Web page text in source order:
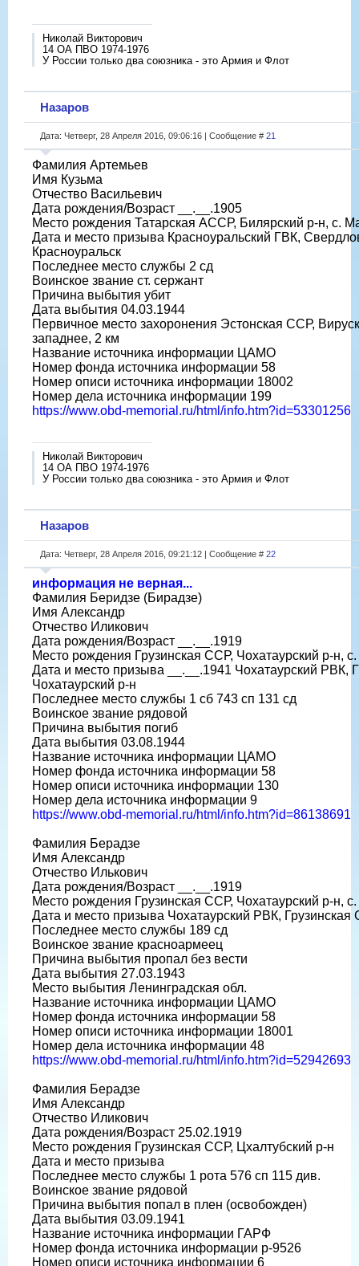
Николай Викторович
14 ОА ПВО 1974-1976
У России только два союзника - это Армия и Флот
Назаров
Дата: Четверг, 28 Апреля 2016, 09:06:16 | Сообщение # 21
Фамилия Артемьев
Имя Кузьма
Отчество Васильевич
Дата рождения/Возраст __.__.1905
Место рождения Татарская АССР, Билярский р-н, с.
Дата и место призыва Красноуральский ГВК,
Красноуральск
Последнее место службы 2 сд
Воинское звание ст. сержант
Причина выбытия убит
Дата выбытия 04.03.1944
Первичное место захоронения Эстонская ССР,
западнее, 2 км
Название источника информации ЦАМО
Номер фонда источника информации 58
Номер описи источника информации 18002
Номер дела источника информации 199
https://www.obd-memorial.ru/html/info.htm?id=53301256
Николай Викторович
14 ОА ПВО 1974-1976
У России только два союзника - это Армия и Флот
Назаров
Дата: Четверг, 28 Апреля 2016, 09:21:12 | Сообщение # 22
информация не верная...
Фамилия Беридзе (Бирадзе)
Имя Александр
Отчество Иликович
Дата рождения/Возраст __.__.1919
Место рождения Грузинская ССР, Чохатаурский р-н,
Дата и место призыва __.__.1941 Чохатаурский РВК,
Чохатаурский р-н
Последнее место службы 1 сб 743 сп 131 сд
Воинское звание рядовой
Причина выбытия погиб
Дата выбытия 03.08.1944
Название источника информации ЦАМО
Номер фонда источника информации 58
Номер описи источника информации 130
Номер дела источника информации 9
https://www.obd-memorial.ru/html/info.htm?id=86138691
Фамилия Берадзе
Имя Александр
Отчество Илькович
Дата рождения/Возраст __.__.1919
Место рождения Грузинская ССР, Чохатаурский р-н,
Дата и место призыва Чохатаурский РВК, Грузинская
Последнее место службы 189 сд
Воинское звание красноармеец
Причина выбытия пропал без вести
Дата выбытия 27.03.1943
Место выбытия Ленинградская обл.
Название источника информации ЦАМО
Номер фонда источника информации 58
Номер описи источника информации 18001
Номер дела источника информации 48
https://www.obd-memorial.ru/html/info.htm?id=52942693
Фамилия Берадзе
Имя Александр
Отчество Иликович
Дата рождения/Возраст 25.02.1919
Место рождения Грузинская ССР, Цхалтубский р-н
Дата и место призыва
Последнее место службы 1 рота 576 сп 115 див.
Воинское звание рядовой
Причина выбытия попал в плен (освобожден)
Дата выбытия 03.09.1941
Название источника информации ГАРФ
Номер фонда источника информации р-9526
Номер описи источника информации 6